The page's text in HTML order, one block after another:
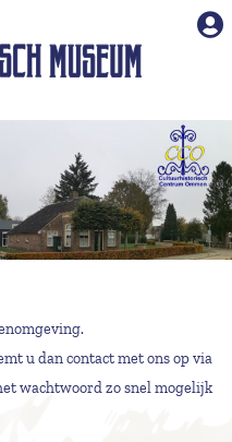
u dan contact met ons op via
wachtwoord zo snel mogelijk